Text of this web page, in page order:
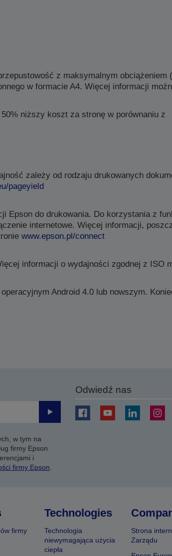
z maksymalnym obciążeniem
w formacie A4. Więcej informacji
50% niższy koszt za stronę w porównaniu z
zależy od rodzaju drukowanych
pageyield
Epson do drukowania. Do korzystania z
internetowe. Więcej informacji,
www.epson.pl/connect
informacji o wydajności zgodnej z ISO
Android 4.0 lub nowszym.
Prześlij
w tym na
firmy Epson
i
firmy Epson
Odwiedź nas
firmy
Technologies
Technologia
niewymagająca użycia
ciepła
Strona
Zarządu